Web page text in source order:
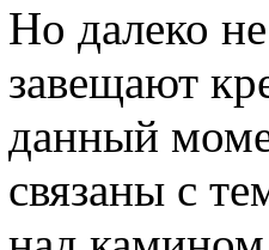
Но далеко
завещают
данный
связаны с